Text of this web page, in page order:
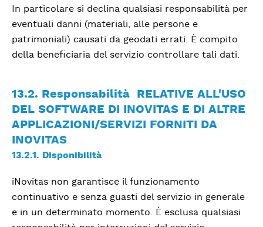
In particolare si declina qualsiasi responsabilità per
eventuali danni (materiali, alle persone e
patrimoniali) causati da geodati errati. È compito
della beneficiaria del servizio controllare tali dati.
13.2. Responsabilità RELATIVE ALL'USO
DEL SOFTWARE DI INOVITAS E DI ALTRE
APPLICAZIONI/SERVIZI FORNITI DA
INOVITAS
13.2.1. Disponibilità
iNovitas non garantisce il funzionamento
continuativo e senza guasti del servizio in generale
e in un determinato momento. È esclusa qualsiasi